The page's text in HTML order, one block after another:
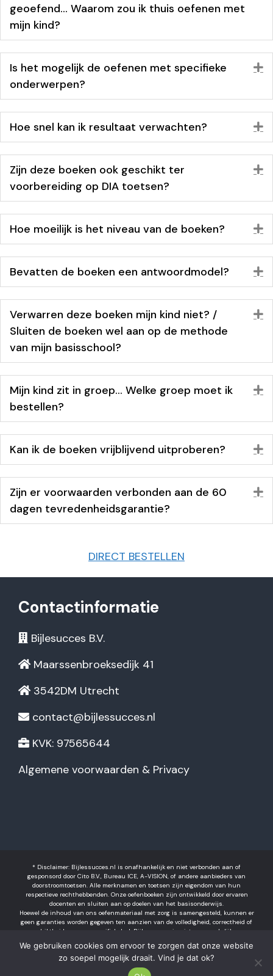
geoefend... Waarom zou ik thuis oefenen met
mijn kind?
Is het mogelijk de oefenen met specifieke
onderwerpen?
Hoe snel kan ik resultaat verwachten?
Zijn deze boeken ook geschikt ter
voorbereiding op DIA toetsen?
Hoe moeilijk is het niveau van de boeken?
Bevatten de boeken een antwoordmodel?
Verwarren deze boeken mijn kind niet? /
Sluiten de boeken wel aan op de methode
van mijn basisschool?
Mijn kind zit in groep… Welke groep moet ik
bestellen?
Kan ik de boeken vrijblijvend uitproberen?
Zijn er voorwaarden verbonden aan de 60
dagen tevredenheidsgarantie?
DIRECT BESTELLEN
Contactinformatie
Bijlesucces B.V.
Maarssenbroeksedijk 41
3542DM Utrecht
contact@bijlessucces.nl
KVK: 97565644
Algemene voorwaarden & Privacy
* Disclaimer: Bijlessucces.nl is onafhankelijk en niet verbonden aan of
gesponsord door Cito B.V., Bureau ICE, A-VISION, of andere aanbieders van
doorstroomtoetsen. Alle merknamen en toetsen zijn eigendom van hun
respectieve rechthebbenden. Onze oefenboeken zijn ontwikkeld door ervaren
docenten en sluiten aan op doelen van het basisonderwijs.
Hoewel de inhoud van ons oefenmateriaal met zorg is samengesteld, kunnen er
geen garanties worden gegeven ten aanzien van de volledigheid, correctheid of
geschiktheid voor een specifiek doel. Bijlessucces is niet aansprakelijk voor
gebruik ervan. Resultaten kunnen per leerling verschillen. Het gebruik van dit
boek is volledig op eigen verantwoordelijkheid.
We gebruiken cookies om ervoor te zorgen dat onze website
zo soepel mogelijk draait. Vind je dat ok?